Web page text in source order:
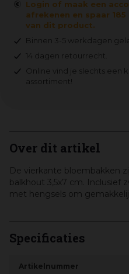
Login of maak een
afrekenen en spaar
van dit product.
Binnen 3-5 werkdagen
14 dagen retourrecht.
Online vind je slechts een
assortiment!
Over dit artikel
De vierkante bloembakken
balkhout 3,5x7 cm. Inclusief
met hengsels om
Specificaties
Artikelnummer